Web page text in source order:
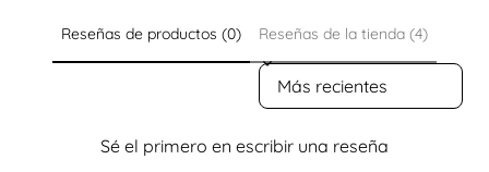
Reseñas de productos (0) Reseñas de la tienda (4)
Sort reviews by
Sé el primero en escribir una reseña